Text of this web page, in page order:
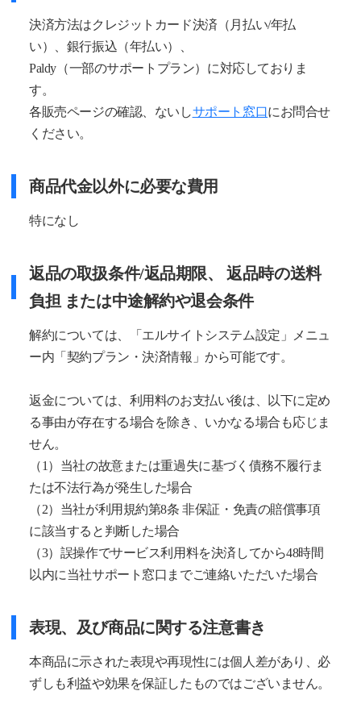
決済方法はクレジットカード決済（月払い/年払
い）、銀行振込（年払い）、
Paldy（一部のサポートプラン）に対応しておりま
す。
各販売ページの確認、ないしサポート窓口にお問合せ
ください。
商品代金以外に必要な費用
特になし
返品の取扱条件/返品期限、 返品時の送料
負担 または中途解約や退会条件
解約については、「エルサイトシステム設定」メニュ
ー内「契約プラン・決済情報」から可能です。
返金については、利用料のお支払い後は、以下に定め
る事由が存在する場合を除き、いかなる場合も応じま
せん。
（1）当社の故意または重過失に基づく債務不履行ま
たは不法行為が発生した場合
（2）当社が利用規約第8条 非保証・免責の賠償事項
に該当すると判断した場合
（3）誤操作でサービス利用料を決済してから48時間
以内に当社サポート窓口までご連絡いただいた場合
表現、及び商品に関する注意書き
本商品に示された表現や再現性には個人差があり、必
ずしも利益や効果を保証したものではございません。